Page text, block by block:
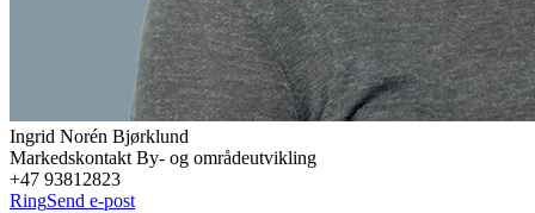
Ingrid Norén Bjørklund
Markedskontakt By- og områdeutvikling
+47 93812823
RingSend e-post